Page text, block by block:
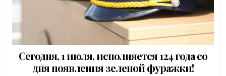
Сегодня, 1 июля, исполняется 124 года со
дня появления зеленой фуражки!